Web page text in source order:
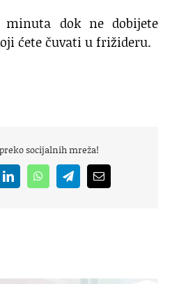
minuta dok ne dobijete
ćete čuvati u frižideru.
socijalnih mreža!
LinkedInWhatsAppTelegramEmail